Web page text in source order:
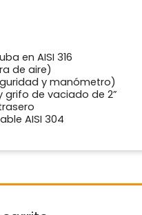
en AISI 316
de aire)
y manómetro)
grifo de vaciado de 2”
AISI 304